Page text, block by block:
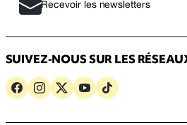
Recevoir les newsletters
SUIVEZ-NOUS SUR LES